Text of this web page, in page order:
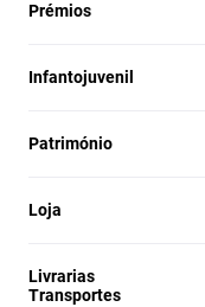
Prémios
Infantojuvenil
Património
Loja
Livrarias
Transportes